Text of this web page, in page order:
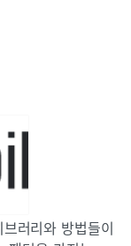
러리와 방법들이